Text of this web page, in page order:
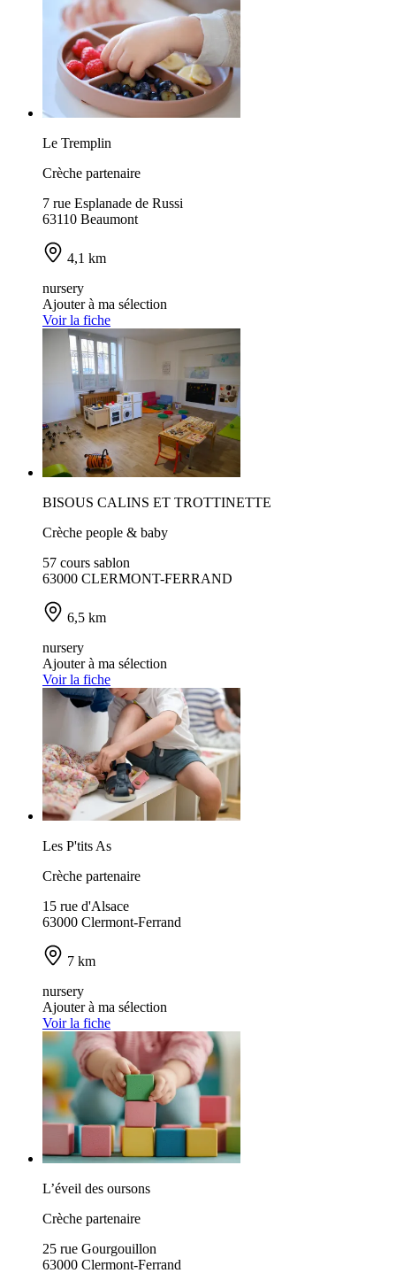
Le Tremplin
Crèche partenaire
7 rue Esplanade de Russi
63110 Beaumont
4,1 km
nursery
Ajouter à ma sélection
Voir la fiche
BISOUS CALINS ET TROTTINETTE
Crèche people & baby
57 cours sablon
63000 CLERMONT-FERRAND
6,5 km
nursery
Ajouter à ma sélection
Voir la fiche
Les P'tits As
Crèche partenaire
15 rue d'Alsace
63000 Clermont-Ferrand
7 km
nursery
Ajouter à ma sélection
Voir la fiche
L’éveil des oursons
Crèche partenaire
25 rue Gourgouillon
63000 Clermont-Ferrand